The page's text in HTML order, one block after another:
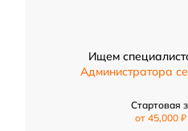
Ищем
Администратора
Стартовая
от 45,000 ₽